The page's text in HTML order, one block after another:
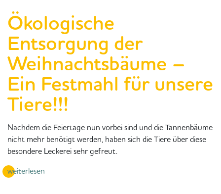
Ökologische
Entsorgung der
Weihnachtsbäume –
Ein Festmahl für unsere
Tiere!!!
Nachdem die Feiertage nun vorbei sind und die Tannenbäume
nicht mehr benötigt werden, haben sich die Tiere über diese
besondere Leckerei sehr gefreut.
weiterlesen